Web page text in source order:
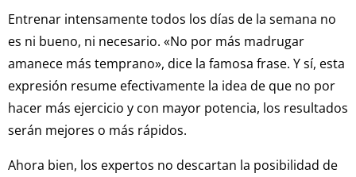
Entrenar intensamente todos los días de la semana no
es ni bueno, ni necesario. «No por más madrugar
amanece más temprano», dice la famosa frase. Y sí, esta
expresión resume efectivamente la idea de que no por
hacer más ejercicio y con mayor potencia, los resultados
serán mejores o más rápidos.
Ahora bien, los expertos no descartan la posibilidad de